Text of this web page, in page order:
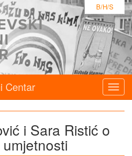
B/H/S
Centar
i Sara Ristić o